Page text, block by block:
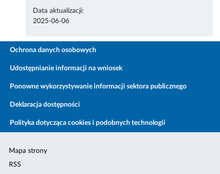
Data aktualizacji:
2025-06-06
Ochrona danych osobowych
Udostępnianie informacji na wniosek
Ponowne wykorzystywanie informacji sektora publicznego
Deklaracja dostępności
Polityka dotycząca cookies i podobnych technologii
Mapa strony
RSS